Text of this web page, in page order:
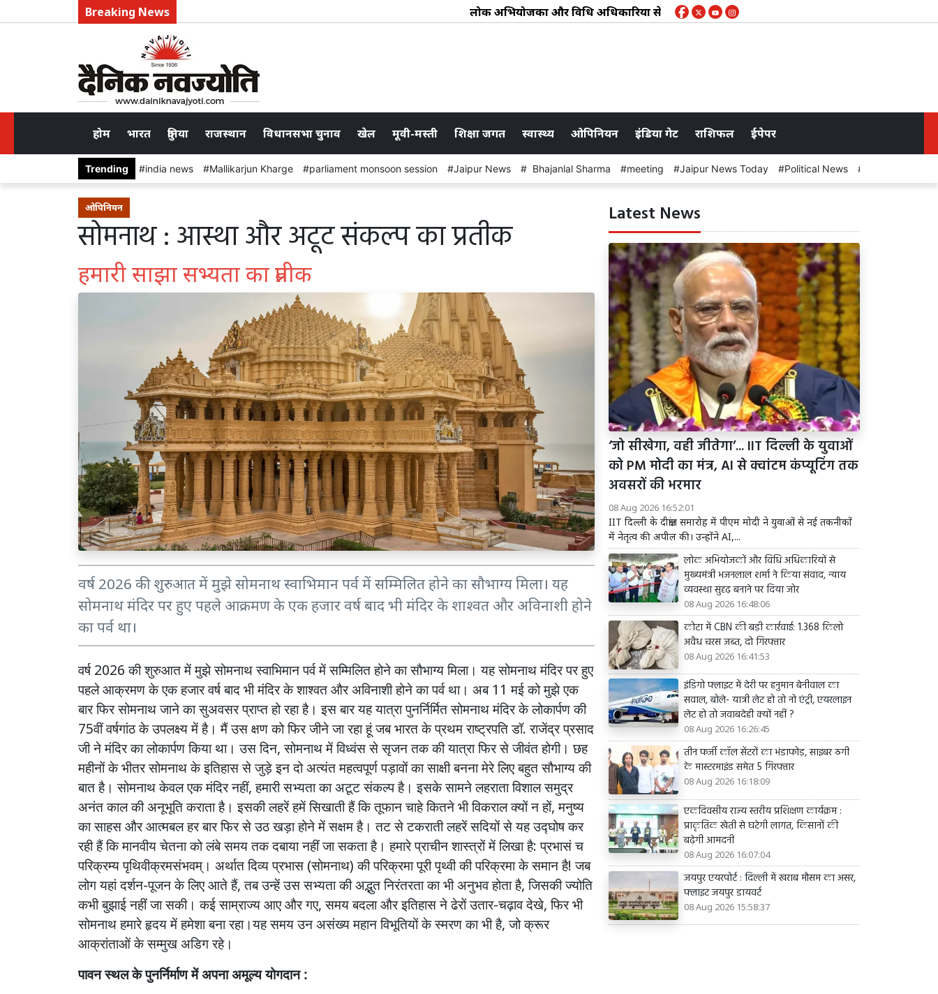
Breaking News लोक अभियोजकों और विधि अधिकारियों से मुख्यमंत्री भजनलाल शर्मा ने किया संवाद, न्याय व्यवस्था सुदृढ़ बनाने पर
होम भारत दुनिया राजस्थान विधानसभा चुनाव खेल मूवी-मस्ती शिक्षा जगत स्वास्थ्य ओपिनियन इंडिया गेट राशिफल ईपेपर
Trending india news Mallikarjun Kharge parliament monsoon session Jaipur News Bhajanlal Sharma meeting Jaipur News Today Political News
ओपिनियन
सोमनाथ : आस्था और अटूट संकल्प का प्रतीक
हमारी साझा सभ्यता का प्रतीक
वर्ष 2026 की शुरुआत में मुझे सोमनाथ स्वाभिमान पर्व में सम्मिलित होने का सौभाग्य मिला। यह
सोमनाथ मंदिर पर हुए पहले आक्रमण के एक हजार वर्ष बाद भी मंदिर के शाश्वत और अविनाशी होने
का पर्व था।
वर्ष2026कीशुरुआतमेंमुझेसोमनाथस्वाभिमानपर्वमेंसम्मिलितहोनेकासौभाग्यमिला। यहसोमनाथमंदिरपरहुए
पहलेआक्रमणकेएकहजारवर्षबादभीमंदिरकेशाश्वतऔरअविनाशीहोनेकापर्व था। अब11मईकोमुझेएक
बारफिरसोमनाथजानेकासुअवसरप्राप्तहोरहाहै। इसबारयहयात्रापुनर्निर्मितसोमनाथमंदिरकेलोकार्पणकी
75वींवर्षगांठकेउपलक्ष्यमेंहै। मैंउसक्षणकोफिरजीनेजारहाहूंजबभारतकेप्रथमराष्ट्रपतिडॉ.राजेंद्रप्रसाद
जीनेमंदिरकालोकार्पणकिया था। उसदिन,सोमनाथमेंविध्वंससेसृजनतककीयात्राफिरसेजीवंतहोगी। छह
महीनोंकेभीतरसोमनाथकेइतिहाससेजुड़ेइनदोअत्यंतमहत्वपूर्णपड़ावोंकासाक्षीबननामेरेलिएबहुतसौभाग्यकी
बातहै। सोमनाथकेवलएकमंदिरनहीं,हमारीसभ्यताकाअटूटसंकल्पहै। इसकेसामनेलहराताविशालसमुद्र
अनंतकालकीअनूभूतिकराताहै। इसकीलहरेंहमेंसिखातीहैंकितूफानचाहेकितनेभीविकरालक्योंनहों,मनुष्य
कासाहसऔरआत्मबलहरबारफिरसेउठखड़ाहोनेमेंसक्षमहै। तटसेटकरातीलहरेंसदियोंसेयहउद्घोषकर
रहीहैंकिमानवीयचेतनाकोलंबेसमयतकदबायानहींजासकताहै। हमारेप्राचीनशास्त्रोंमेंलिखाहै:प्रभासंच
परिक्रम्यपृथिवीक्रमसंभवम्। अर्थातदिव्यप्रभास (सोमनाथ)कीपरिक्रमापूरीपृथ्वीकीपरिक्रमाकेसमानहै!जब
लोगयहांदर्शन-पूजनकेलिएआतेहैं,तबउन्हेंउससभ्यताकीअद्भुतनिरंतरताकाभीअनुभवहोताहै,जिसकीज्योति
कभीबुझाईनहींजासकी। कईसाम्राज्यआएऔरगए,समयबदलाऔरइतिहासनेढेरोंउतार-चढ़ावदेखे,फिरभी
सोमनाथहमारेहृदयमेंहमेशाबनारहा।यहसमयउनअसंख्यमहानविभूतियोंकेस्मरणकाभीहै,जोक्रूर
आक्रांताओंकेसम्मुखअडिगरहे।
पावनस्थलकेपुनर्निर्माणमेंअपनाअमूल्ययोगदान :
Latest News
‘जो सीखेगा, वही जीतेगा’... IIT दिल्ली के युवाओं
को PM मोदी का मंत्र, AI से क्वांटम कंप्यूटिंग तक
अवसरों की भरमार
08 Aug 2026 16:52:01
IIT दिल्ली के दीक्षांत समारोह में पीएम मोदी ने युवाओं से नई तकनीकों
में नेतृत्व की अपील की। उन्होंने AI,...
लोक अभियोजकों और विधि अधिकारियों से
मुख्यमंत्री भजनलाल शर्मा ने किया संवाद, न्याय
व्यवस्था सुदृढ़ बनाने पर दिया जोर
08 Aug 2026 16:48:06
कोटा में CBN की बड़ी कार्रवाई: 1.368 किलो
अवैध चरस जब्त, दो गिरफ्तार
08 Aug 2026 16:41:53
इंडिगो फ्लाइट में देरी पर हनुमान बेनीवाल का
सवाल, बोले- यात्री लेट हो तो नो एंट्री, एयरलाइन
लेट हो तो जवाबदेही क्यों नहीं ?
08 Aug 2026 16:26:45
तीन फर्जी कॉल सेंटरों का भंडाफोड़, साइबर ठगी
के मास्टरमाइंड समेत 5 गिरफ्तार
08 Aug 2026 16:18:09
एकदिवसीय राज्य स्तरीय प्रशिक्षण कार्यक्रम :
प्राकृतिक खेती से घटेगी लागत, किसानों की
बढ़ेगी आमदनी
08 Aug 2026 16:07:04
जयपुर एयरपोर्ट : दिल्ली में खराब मौसम का असर,
फ्लाइट जयपुर डायवर्ट
08 Aug 2026 15:58:37